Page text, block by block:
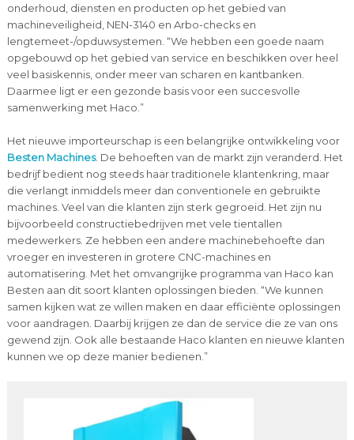
onderhoud, diensten en producten op het gebied van
machineveiligheid, NEN-3140 en Arbo-checks en
lengtemeet-/opduwsystemen. “We hebben een goede naam
opgebouwd op het gebied van service en beschikken over heel
veel basiskennis, onder meer van scharen en kantbanken.
Daarmee ligt er een gezonde basis voor een succesvolle
samenwerking met Haco.”
Het nieuwe importeurschap is een belangrijke ontwikkeling voor
Besten Machines. De behoeften van de markt zijn veranderd. Het
bedrijf bedient nog steeds haar traditionele klantenkring, maar
die verlangt inmiddels meer dan conventionele en gebruikte
machines. Veel van die klanten zijn sterk gegroeid. Het zijn nu
bijvoorbeeld constructiebedrijven met vele tientallen
medewerkers. Ze hebben een andere machinebehoefte dan
vroeger en investeren in grotere CNC-machines en
automatisering. Met het omvangrijke programma van Haco kan
Besten aan dit soort klanten oplossingen bieden. “We kunnen
samen kijken wat ze willen maken en daar efficiënte oplossingen
voor aandragen. Daarbij krijgen ze dan de service die ze van ons
gewend zijn. Ook alle bestaande Haco klanten en nieuwe klanten
kunnen we op deze manier bedienen.”